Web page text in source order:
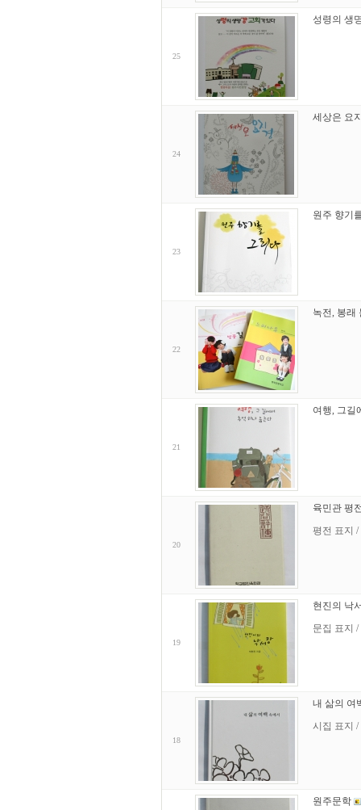
25
성령의 생
24
세상은 요
23
원주 향기
22
녹전, 봉래
21
여행, 그길
20
육민관 평
평전 표지 /
19
현진의 낙
문집 표지
18
내 삶의 여
시집 표지 /
원주문학